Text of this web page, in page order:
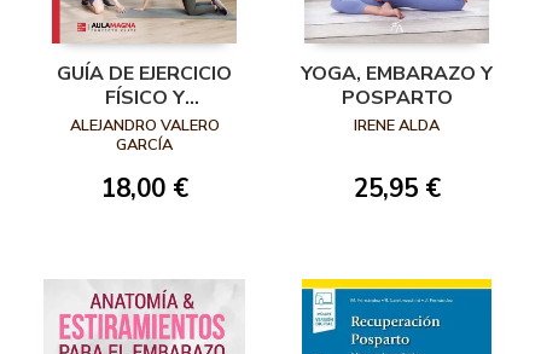
GUÍA DE EJERCICIO
FÍSICO Y
ALIMENTACIÓN EN EL
EMBARAZO Y EL
ALEJANDRO VALERO
GARCÍA
18,00 €
YOGA, EMBARAZO Y
POSPARTO
IRENE ALDA
25,95 €